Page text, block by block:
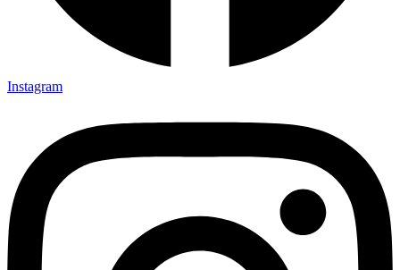
Instagram